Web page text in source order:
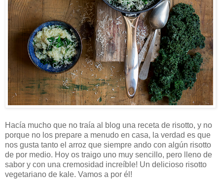
Hacía mucho que no traía al blog una receta de risotto, y no
porque no los prepare a menudo en casa, la verdad es que
nos gusta tanto el arroz que siempre ando con algún risotto
de por medio. Hoy os traigo uno muy sencillo, pero lleno de
sabor y con una cremosidad increíble! Un delicioso risotto
vegetariano de kale. Vamos a por él!